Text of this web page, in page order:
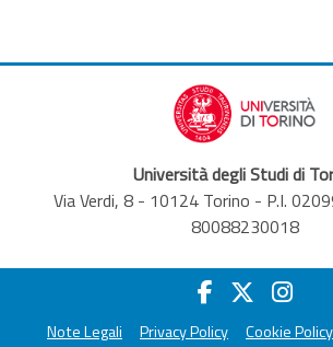
Università degli Studi di
Via Verdi, 8 - 10124 Torino - P.I.
80088230018
Note Legali Privacy Policy Cookie Policy